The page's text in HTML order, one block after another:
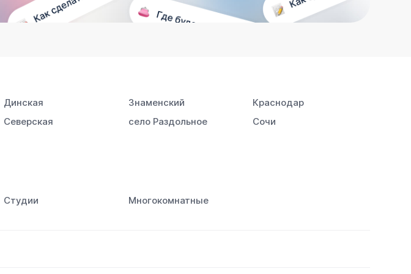
Динская Знаменский
Краснодар
Северская село Раздольное
Сочи
Студии Многокомнатные